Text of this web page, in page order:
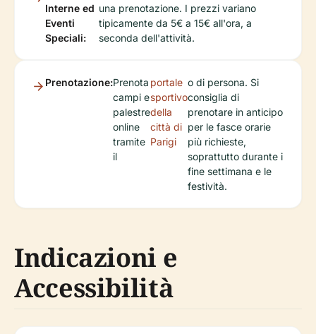
Interne ed
Eventi
Speciali:
una prenotazione. I prezzi variano
tipicamente da 5€ a 15€ all'ora, a
seconda dell'attività.
Prenotazione:Prenota
campi e
palestre
online
tramite
il
portale
sportivo
della
città di
Parigi
o di persona. Si
consiglia di
prenotare in anticipo
per le fasce orarie
più richieste,
soprattutto durante i
fine settimana e le
festività.
Indicazioni e
Accessibilità